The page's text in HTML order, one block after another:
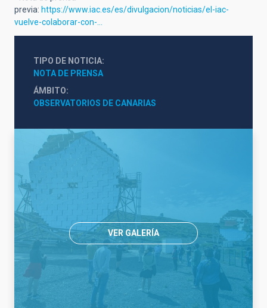
previa: https://www.iac.es/es/divulgacion/noticias/el-iac-
vuelve-colaborar-con-…
TIPO DE NOTICIA
NOTA DE PRENSA
ÁMBITO
OBSERVATORIOS DE CANARIAS
VER GALERÍA